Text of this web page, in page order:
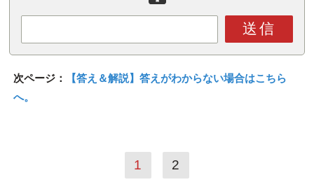
送信
次ページ：
【答え＆解説】答えがわからない場合はこちら
へ。
1 2